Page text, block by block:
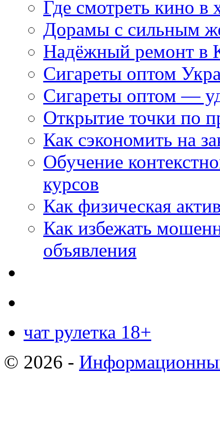
Где смотреть кино в
Дорамы с сильным
Надёжный ремонт в
Сигареты оптом
Сигареты оптом —
Открытие точки по
Как сэкономить на
Обучение
курсов
Как физическая
Как избежать
объявления
чат рулетка 18+
© 2026 -